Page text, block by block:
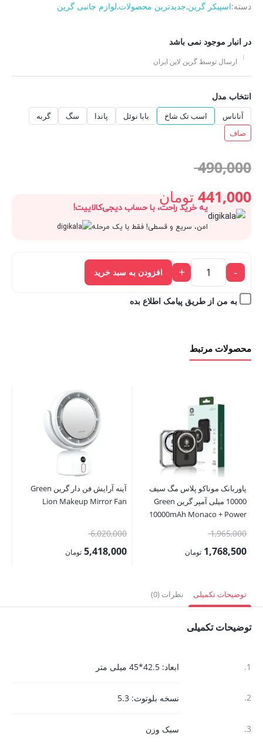
دسته:اسپیکر گرین,جدیدترین محصولات,لوازم جانبی گرین
در انبار موجود نمی باشد
ارسال توسط گرین لاین ایران
انتخاب مدل
آناناس اسب تک شاخ بابا نوئل پاندا سگ
گربه
صاف
490,000
اصلی:
490,000 تومان
بود.
441,000 تومان
قیمت
فعلی:
441,000 تومان.
یه خرید راحت، با حساب دیجی‌کالاییت!
امن، سریع و قسطی! فقط با یک مرحله
-
+ افزودن به سبد خرید
به من از طریق پیامک اطلاع بده
محصولات مرتبط
پاوربانک موناکو پلاس مگ سيف
10000 میلی آمپر گرین Green
10000mAh Monaco + Power
1,965,000قیمت
اصلی:1,768,500 تومان
1,768,500 تومان.
آینه آرایش فن دار گرین Green
Lion Makeup Mirror Fan
6,020,000قیمت
اصلی:5,418,000 تومان
توضیحات تکمیلی نظرات (0)
توضیحات تکمیلی
1. ابعاد: 42.5*45 میلی متر
2. نسخه بلوتوث: 5.3
3. سبک وزن